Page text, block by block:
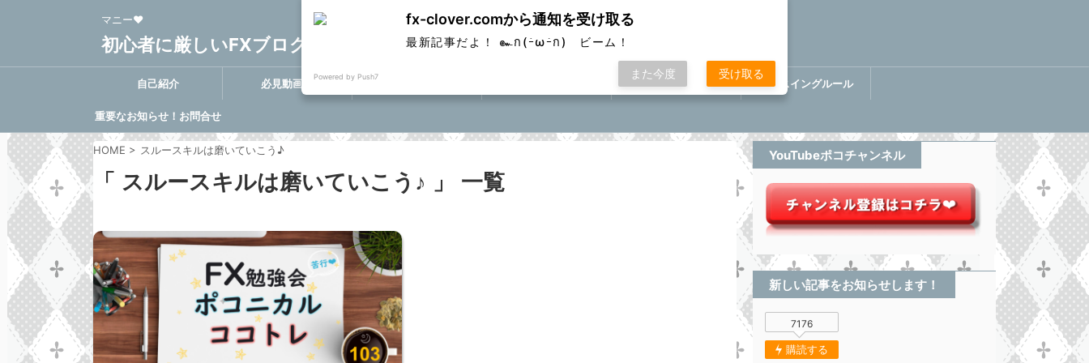
マニー❤
初心者に厳しいFXブログ FX-Clover
自己紹介 必見動画集 FXポコニカルマスター講 ぷちスイングルール
トレード】
重要なお知らせ！お問合せ
に関する決定事項
HOME > スルースキルは磨いていこう♪
「 スルースキルは磨いていこう♪ 」 一覧
YouTubeポコチャンネル
新しい記事をお知らせします！
7176
購読する
fx-clover.comから通知を受け取る
最新記事だよ！ ๛ก(ｰ̀ωｰ́ก) ビーム！
Powered by Push7 また今度 受け取る